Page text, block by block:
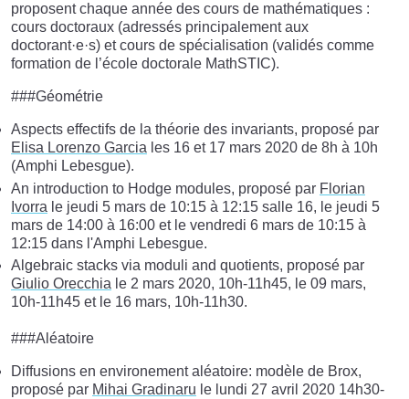
proposent chaque année des cours de mathématiques :
cours doctoraux (adressés principalement aux
doctorant·e·s) et cours de spécialisation (validés comme
formation de l’école doctorale MathSTIC).
###Géométrie
Aspects effectifs de la théorie des invariants, proposé par
Elisa Lorenzo Garcia les 16 et 17 mars 2020 de 8h à 10h
(Amphi Lebesgue).
An introduction to Hodge modules, proposé par Florian
Ivorra le jeudi 5 mars de 10:15 à 12:15 salle 16, le jeudi 5
mars de 14:00 à 16:00 et le vendredi 6 mars de 10:15 à
12:15 dans l'Amphi Lebesgue.
Algebraic stacks via moduli and quotients, proposé par
Giulio Orecchia le 2 mars 2020, 10h-11h45, le 09 mars,
10h-11h45 et le 16 mars, 10h-11h30.
###Aléatoire
Diffusions en environement aléatoire: modèle de Brox,
proposé par Mihai Gradinaru le lundi 27 avril 2020 14h30-